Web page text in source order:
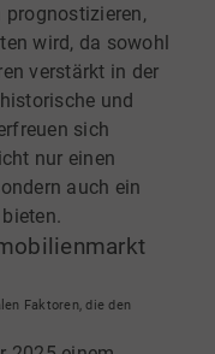
prognostizieren,
wird, da sowohl
verstärkt in der
und
sich
nur einen
auch ein
Faktoren, die den